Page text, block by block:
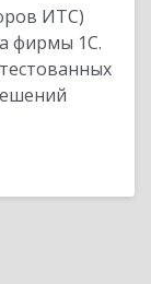
ИТС)
фирмы 1С.